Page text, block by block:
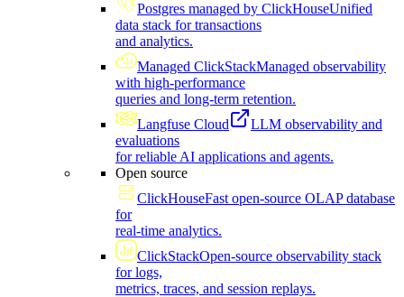
Postgres managed by ClickHouseUnified
data stack for transactions
and analytics.
Managed ClickStackManaged observability
with high-performance
queries and long-term retention.
Langfuse Cloud
LLM observability and
evaluations
for reliable AI applications and agents.
Open source
ClickHouseFast open-source OLAP database
for
real-time analytics.
ClickStackOpen-source observability stack
for logs,
metrics, traces, and session replays.